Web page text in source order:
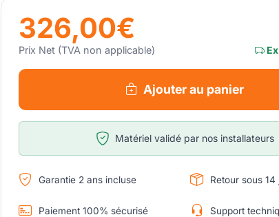
326,00€
Prix Net (TVA non applicable)
Ajouter au panier
Matériel validé par nos installateurs
Garantie 2 ans incluse Retour sous 14
Paiement 100% sécurisé Support